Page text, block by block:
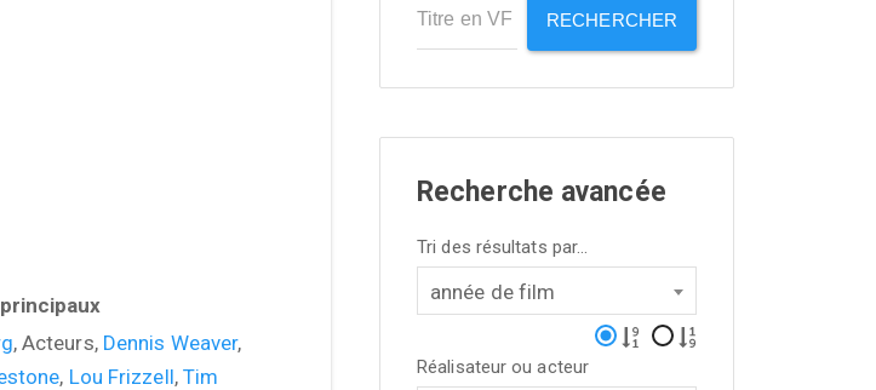
, Acteurs, Dennis Weaver,
, Lou Frizzell, Tim
RECHERCHER
Recherche avancée
Tri des résultats par...
année de film
Réalisateur ou acteur